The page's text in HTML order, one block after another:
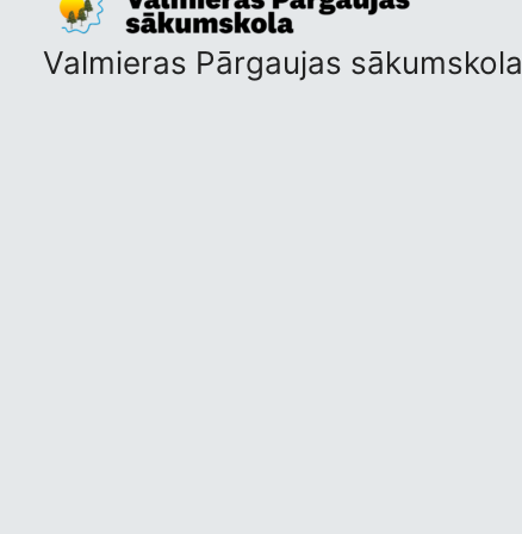
Valmieras Pārgaujas sākumskola